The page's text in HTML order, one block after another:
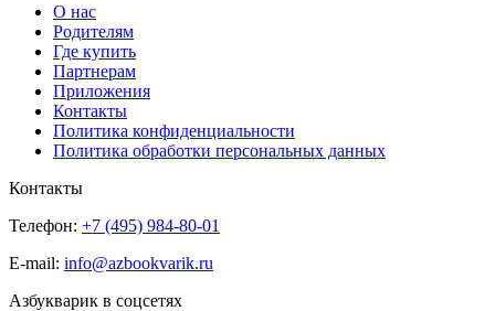
О нас
Родителям
Где купить
Партнерам
Приложения
Контакты
Политика конфиденциальности
Политика обработки персональных данных
Контакты
Телефон: +7 (495) 984-80-01
E-mail: info@azbookvarik.ru
Азбукварик в соцсетях